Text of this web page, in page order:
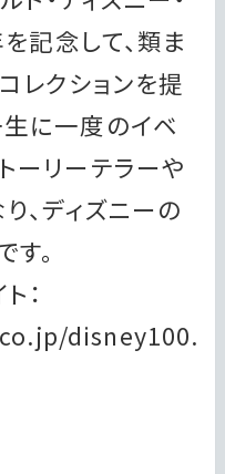
記念して、類ま
レクションを提
生に一度のイベ
ーリーテラーや
、ディズニーの
。
：
disney100.